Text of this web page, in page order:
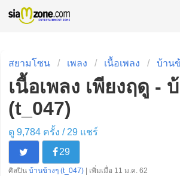
สยามโซน เพลง เนื้อเพลง บ้าน
เนื้อเพลง เพียงฤดู -
(t_047)
ดู 9,784 ครั้ง / 29แชร์
29
ศิลปิน บ้านข้างๆ (t_047) | เพิ่มเมื่อ 11 ม.ค. 62